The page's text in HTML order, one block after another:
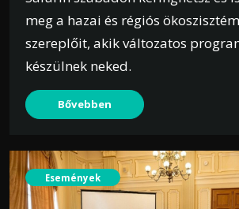
meg a hazai és régiós
szereplőit, akik változatos
készülnek neked.
Bővebben
Események